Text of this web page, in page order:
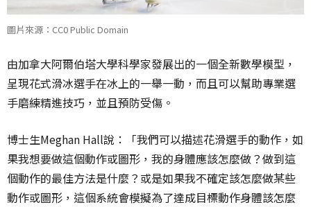
圖片來源：CC0 Public Domain
由加拿大阿爾伯塔大學科學家發展出的一個全新數學模型，
呈現花式滑冰選手在冰上的一舉一動，而且可以幫助專業選
手磨練精進技巧，並且預防受傷。
博士生Meghan Hall說：「我們可以描述花滑選手的動作，如
果我想要做這個動作或圖形，我的身體應該怎麼做？做到這
個動作的最佳方法是什麼？或是如果我不確定該怎麼做某些
動作或圖形，這個系統會模擬為了達成目標動作身體該怎麼